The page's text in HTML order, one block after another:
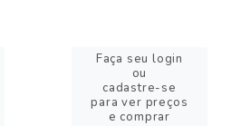
Faça seu login
ou
cadastre-se
para ver preços
e comprar